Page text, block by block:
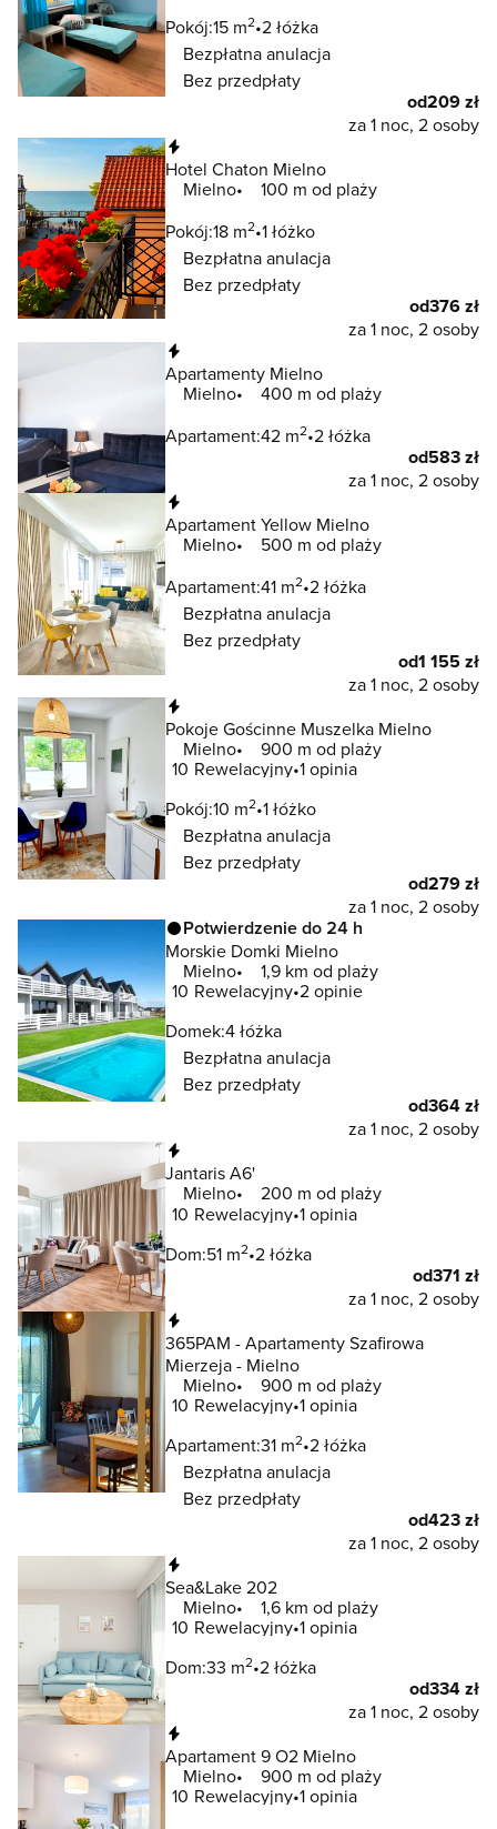
Pokój:15 m2 2 łóżka
Bezpłatna anulacja
Bez przedpłaty
od209 zł
za 1 noc, 2 osoby
Hotel Chaton Mielno
Mielno
100 m od plaży
Pokój:18 m2 1 łóżko
Bezpłatna anulacja
Bez przedpłaty
od376 zł
za 1 noc, 2 osoby
Apartamenty Mielno
Mielno
400 m od plaży
Apartament:42 m2 2 łóżka
od583 zł
za 1 noc, 2 osoby
Apartament Yellow Mielno
Mielno
500 m od plaży
Apartament:41 m2 2 łóżka
Bezpłatna anulacja
Bez przedpłaty
od1 155 zł
za 1 noc, 2 osoby
Pokoje Gościnne Muszelka Mielno
Mielno
900 m od plaży
10 Rewelacyjny 1 opinia
Pokój:10 m2 1 łóżko
Bezpłatna anulacja
Bez przedpłaty
od279 zł
za 1 noc, 2 osoby
Potwierdzenie do 24 h
Morskie Domki Mielno
Mielno
1,9 km od plaży
10 Rewelacyjny 2 opinie
Domek:4 łóżka
Bezpłatna anulacja
Bez przedpłaty
od364 zł
za 1 noc, 2 osoby
Jantaris A6'
Mielno
200 m od plaży
10 Rewelacyjny 1 opinia
Dom:51 m2 2 łóżka
od371 zł
za 1 noc, 2 osoby
365PAM - Apartamenty Szafirowa
Mierzeja - Mielno
Mielno
900 m od plaży
10 Rewelacyjny 1 opinia
Apartament:31 m2 2 łóżka
Bezpłatna anulacja
Bez przedpłaty
od423 zł
za 1 noc, 2 osoby
Sea&Lake 202
Mielno
1,6 km od plaży
10 Rewelacyjny 1 opinia
Dom:33 m2 2 łóżka
od334 zł
za 1 noc, 2 osoby
Apartament 9 O2 Mielno
Mielno
900 m od plaży
10 Rewelacyjny 1 opinia